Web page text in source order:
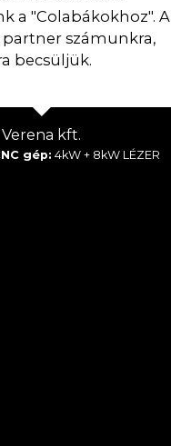
a "Colabákokhoz". A
partner számunkra,
becsüljük.
Verena kft.
gép: 4kW + 8kW LÉZER